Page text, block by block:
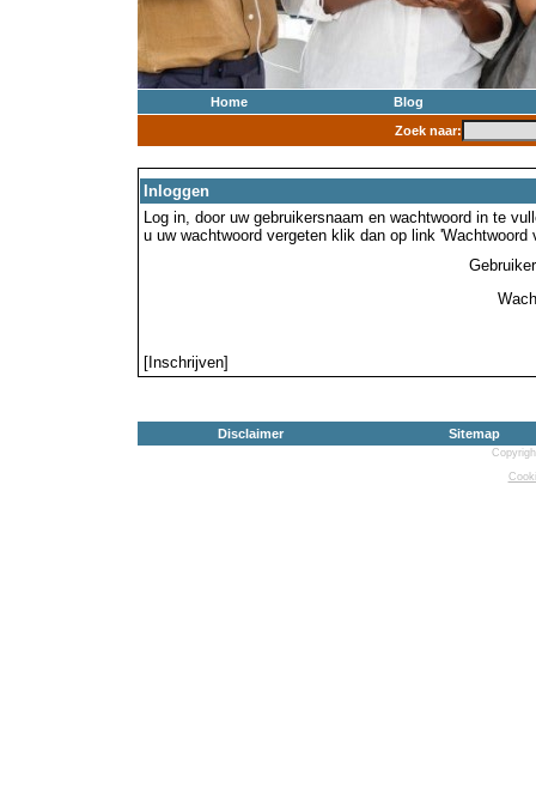
Home
Blog
Zoek naar:
Inloggen
Log in, door uw gebruikersnaam en wachtwoord in te
u uw wachtwoord vergeten klik dan op link 'Wachtwoord
[Inschrijven]
Disclaimer Sitemap